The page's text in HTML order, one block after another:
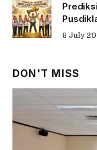
6 July
DON'T MISS